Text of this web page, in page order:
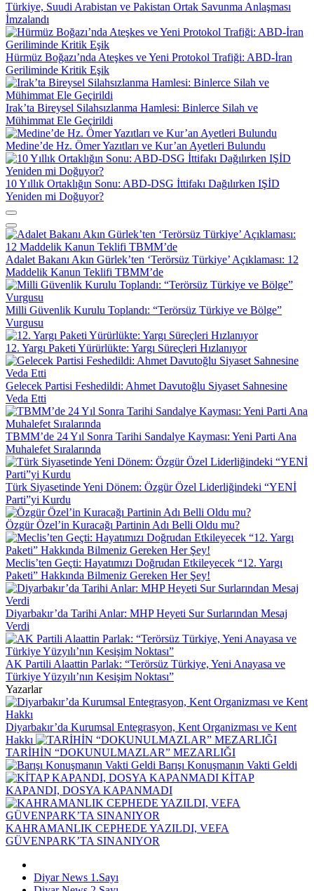
Türkiye, Suudi Arabistan ve Pakistan Ortak Savunma Anlaşması
İmzalandı
Hürmüz Boğazı’nda Ateşkes ve Yeni Protokol Trafiği: ABD-İran
Geriliminde Kritik Eşik
Irak’ta Bireysel Silahsızlanma Hamlesi: Binlerce Silah ve
Mühimmat Ele Geçirildi
Medine’de Hz. Ömer Yazıtları ve Kur’an Ayetleri Bulundu
10 Yıllık Ortaklığın Sonu: ABD-DSG İttifakı Dağılırken IŞİD
Yeniden mi Doğuyor?
Adalet Bakanı Akın Gürlek’ten ‘Terörsüz Türkiye’ Açıklaması: 12
Maddelik Kanun Teklifi TBMM’de
Milli Güvenlik Kurulu Toplandı: “Terörsüz Türkiye ve Bölge”
Vurgusu
12. Yargı Paketi Yürürlükte: Yargı Süreçleri Hızlanıyor
Gelecek Partisi Feshedildi: Ahmet Davutoğlu Siyaset Sahnesine
Veda Etti
TBMM’de 24 Yıl Sonra Tarihi Sandalye Kayması: Yeni Parti Ana
Muhalefet Sıralarında
Türk Siyasetinde Yeni Dönem: Özgür Özel Liderliğindeki “YENİ
Parti”yi Kurdu
Özgür Özel’in Kuracağı Partinin Adı Belli Oldu mu?
Meclis’ten Geçti: Hayatımızı Doğrudan Etkileyecek “12. Yargı
Paketi” Hakkında Bilmeniz Gereken Her Şey!
Diyarbakır’da Tarihi Anlar: MHP Heyeti Sur Surlarından Mesaj
Verdi
AK Partili Alaattin Parlak: “Terörsüz Türkiye, Yeni Anayasa ve
Türkiye Yüzyılı’nın Kesişim Noktası”
Yazarlar
Diyarbakır’da Kurumsal Entegrasyon, Kent Organizması ve Kent
Hakkı
TARİHİN “DOKUNULMAZLAR” MEZARLIĞI
Barışı Konuşmanın Vakti Geldi
KİTAP
KAPANDI, DOSYA KAPANMADI
KAHRAMANLIK CEPHEDE YAZILDI, VEFA
GÜVENPARK’TA SINANIYOR
Diyar News 1.Sayı